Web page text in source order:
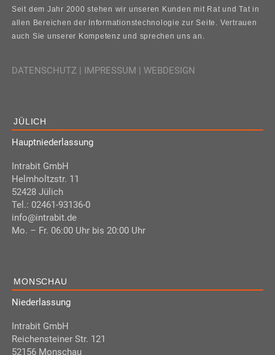
Seit dem Jahr 2000 stehen wir unseren Kunden mit Rat und Tat in
allen Bereichen der Informationstechnologie zur Seite. Vertrauen
auch Sie unserer Kompetenz und sprechen uns an.
DATENSCHUTZ | IMPRESSUM | WEBDESIGN
JÜLICH
Hauptniederlassung
Intrabit GmbH
Helmholtzstr. 11
52428 Jülich
Tel.: 02461-93136-0
info@intrabit.de
Mo. – Fr. 06:00 Uhr bis 20:00 Uhr
MONSCHAU
Niederlassung
Intrabit GmbH
Reichensteiner Str. 121
52156 Monschau